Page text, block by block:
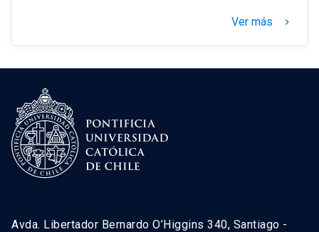
Ver más keyboard_arrow_right
Avda. Libertador Bernardo O’Higgins 340, Santiago -